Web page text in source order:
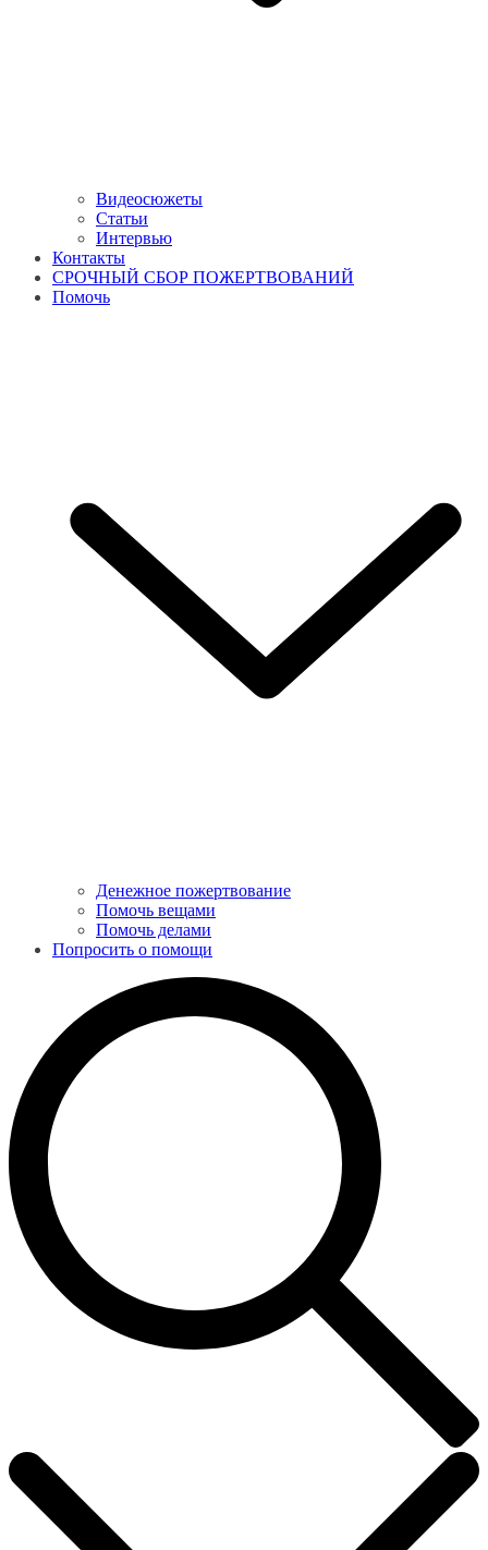
Видеосюжеты
Статьи
Интервью
Контакты
СРОЧНЫЙ СБОР ПОЖЕРТВОВАНИЙ
Помочь
Денежное пожертвование
Помочь вещами
Помочь делами
Попросить о помощи